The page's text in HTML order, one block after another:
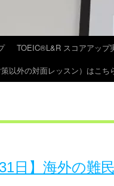
TOEIC®L&R スコアアップ
以外の対面レッスン）はこち
31日】海外の